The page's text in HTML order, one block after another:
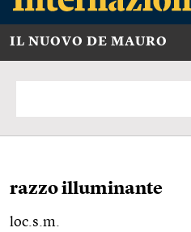
IL NUOVO DE MAURO
razzo illuminante
loc.s.m.